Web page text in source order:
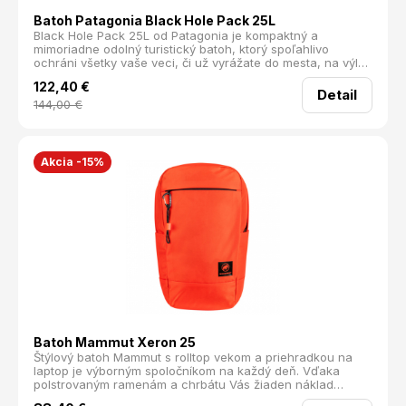
Batoh Patagonia Black Hole Pack 25L
Black Hole Pack 25L od Patagonia je kompaktný a
mimoriadne odolný turistický batoh, ktorý spoľahlivo
ochráni všetky vaše veci, či už vyrážate do mesta, na výlet
premyslenému usporiadaniu ponúka dostatok priestoru na
mikinu, notebook aj nepremokavé pončo. Ak máte radi
poriadok, tento batoh vás nesklame. Množstvo praktických
Pack 25L vám poskytne spoľahlivosť a funkčnosť na každý
deň. Materiál: 100% recyklovaný polyesterový ripstop s
laminátem TPU Objem: 25 L Hmotnosť: 640 g
122,40 €
144,00€
Detail
Akcia -15%
Batoh Mammut Xeron 25
Štýlový batoh Mammut s rolltop vekom a priehradkou na
laptop je výborným spoločníkom na každý deň. Vďaka
polstrovaným ramenám a chrbátu Vás žiaden náklad
nebude ťažiť a o priehľadnosť nákladu sa postará